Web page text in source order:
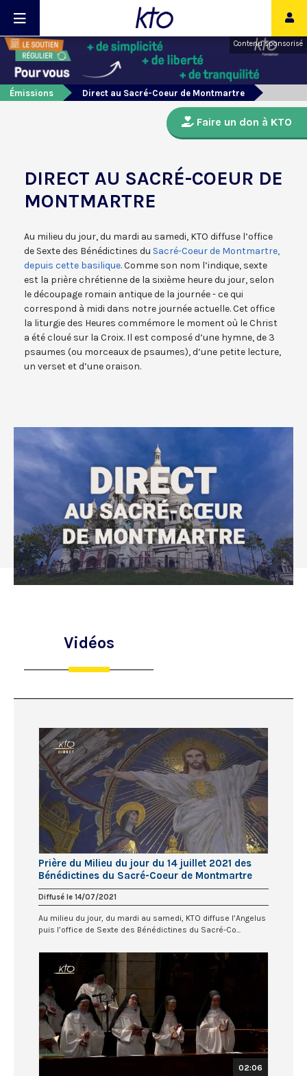
Contenu sponsorisé
Émissions Direct au Sacré-Coeur de Montmartre
Faire un don à KTO
DIRECT AU SACRÉ-COEUR DE
MONTMARTRE
Au milieu du jour, du mardi au samedi, KTO diffuse l’office
de Sexte des Bénédictines du Sacré-Coeur de Montmartre,
depuis cette basilique. Comme son nom l’indique, sexte
est la prière chrétienne de la sixième heure du jour, selon
le découpage romain antique de la journée - ce qui
correspond à midi dans notre journée actuelle. Cet office
la liturgie des Heures commémore le moment où le Christ
a été cloué sur la Croix. Il est composé d’une hymne, de 3
psaumes (ou morceaux de psaumes), d’une petite lecture,
un verset et d’une oraison.
Vidéos
Prière du Milieu du jour du 14 juillet 2021 des
Bénédictines du Sacré-Coeur de Montmartre
Diffusé le 14/07/2021
Au milieu du jour, du mardi au samedi, KTO diffuse l’Angelus
puis l’office de Sexte des Bénédictines du Sacré-Co...
02:06